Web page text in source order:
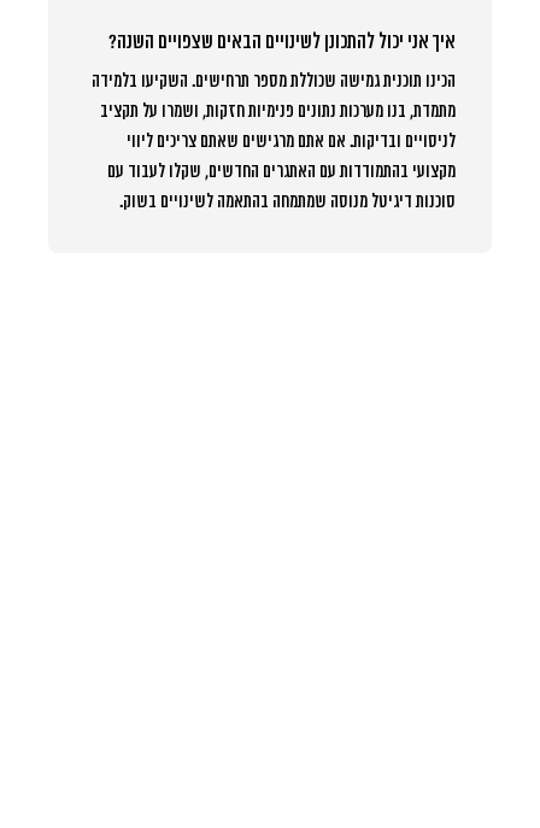
איך אני יכול להתכונן לשינויים הבאים שצפויים השנה?
הכינו תוכנית גמישה שכוללת מספר תרחישים. השקיעו בלמידה
מתמדת, בנו מערכות נתונים פנימיות חזקות, ושמרו על תקציב
לניסויים ובדיקות. אם אתם מרגישים שאתם צריכים ליווי
מקצועי בהתמודדות עם האתגרים החדשים, שקלו לעבוד עם
סוכנות דיגיטל מנוסה שמתמחה בהתאמה לשינויים בשוק.